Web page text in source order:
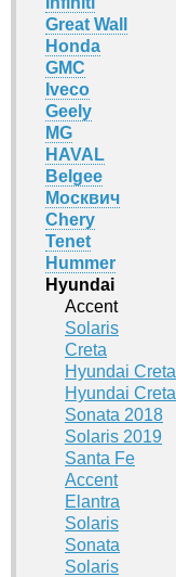
Great Wall
Honda
GMC
Iveco
Geely
MG
HAVAL
Belgee
Москвич
Chery
Tenet
Hummer
Hyundai
Accent
Solaris
Creta
Hyundai Creta
Hyundai Creta
Sonata 2018
Solaris 2019
Santa Fe
Accent
Elantra
Solaris
Sonata
Solaris